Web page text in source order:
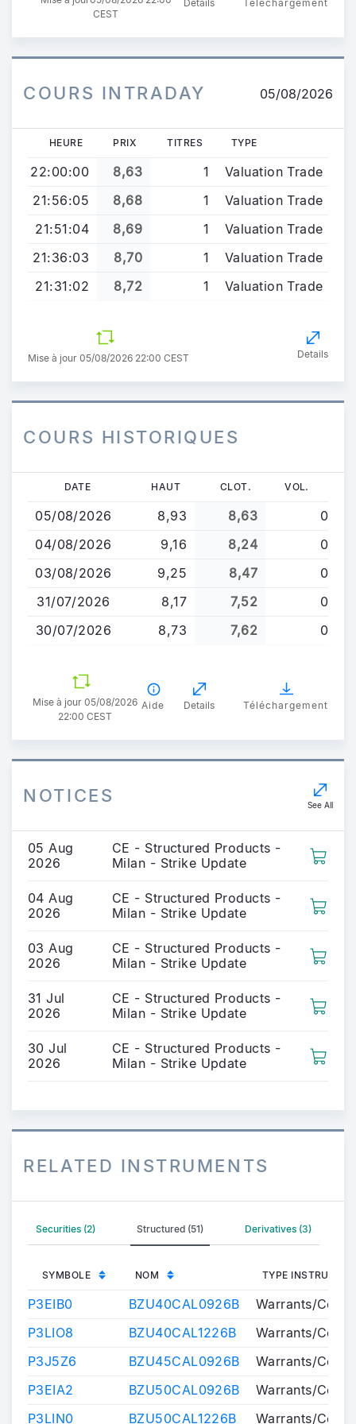
CEST
Details Téléchargement
COURS INTRADAY 05/08/2026
HEURE PRIX TITRES TYPE
22:00:00 8,63 1
Valuation Trade
21:56:05
8,68 1
Valuation Trade
21:51:04
8,69 1
Valuation Trade
21:36:03
8,70 1
Valuation Trade
21:31:02
8,72 1 Valuation Trade
Mise à jour 05/08/2026 22:00 CEST Details
COURS HISTORIQUES
contenu
principal
DATE HAUT CLOT. VOL.
05/08/2026 8,93 8,63
0
04/08/2026
9,16 8,24
0
03/08/2026
9,25 8,47
0
31/07/2026
8,17 7,52
0
30/07/2026
8,73 7,62 0
Mise à jour 05/08/2026
22:00 CEST
Aide Details Téléchargement
NOTICES See All
05 Aug
2026
CE - Structured Products -
Milan - Strike Update
04 Aug
2026
CE - Structured Products -
Milan - Strike Update
03 Aug
2026
CE - Structured Products -
Milan - Strike Update
31 Jul
2026
CE - Structured Products -
Milan - Strike Update
30 Jul
2026
CE - Structured Products -
Milan - Strike Update
RELATED INSTRUMENTS
Securities (2) Structured (51) Derivatives (3)
SYMBOLE NOM TYPE
P3EIB0 BZU40CAL0926B
Warrants/
P3LIO8
BZU40CAL1226B
Warrants/
P3J5Z6
BZU45CAL0926B
Warrants/
P3EIA2
BZU50CAL0926B
Warrants/
P3LIN0
BZU50CAL1226B Warrants/